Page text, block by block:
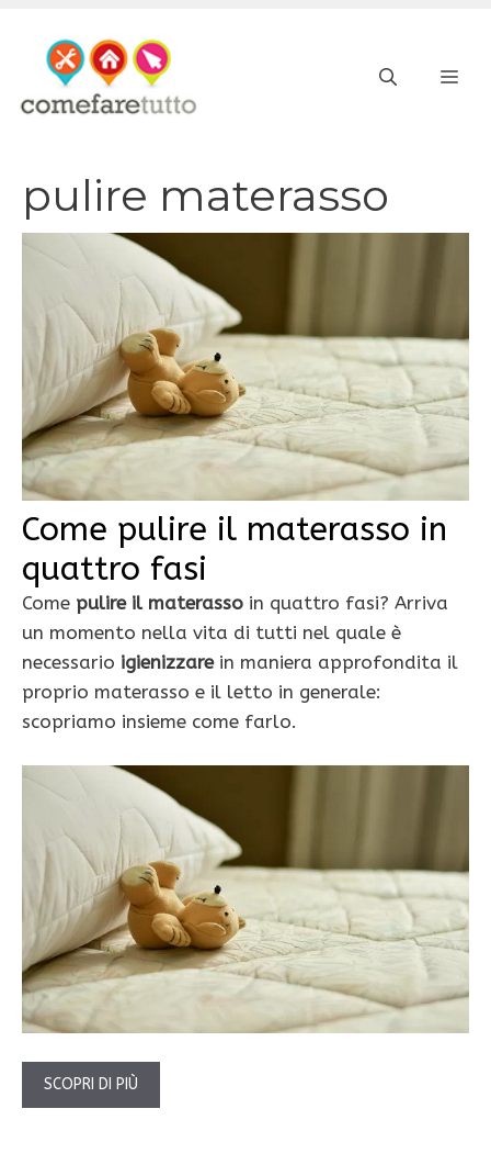
contenuto
pulire materasso
Come pulire il materasso in
quattro fasi
Come pulire il materasso in quattro fasi? Arriva
un momento nella vita di tutti nel quale è
necessario igienizzarein maniera approfondita il
proprio materasso e il letto in generale:
scopriamo insieme come farlo.
SCOPRI DI PIÙ